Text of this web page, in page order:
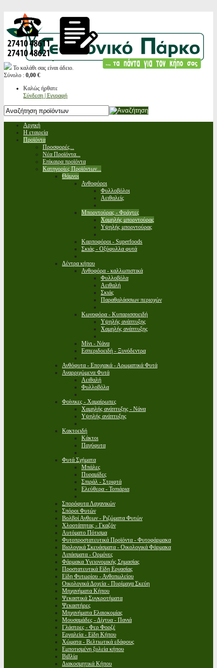
Το καλάθι σας είναι άδειο.
Σύνολο : 0,00 €
Καλώς ήρθατε
Σύνδεση | Εγγραφή
Αρχική
Η εταιρεία
Προϊόντα
Προσφορές...
Νέα Προϊόντα...
Επίκαιρα προϊόντα
Κατηγορίες Προϊόντων...
Θάμνοι
Ανθοφόροι
Φυλλοβόλοι
Αειθαλείς
Μπορντούρας - Φράχτες
Χαμηλής μπορντούρας
Υψηλής μπορντούρας
Καρποφόροι - Superfoods
Σκιάς - Οξύφυλλα φυτά
Δέντρα κήπου
Ανθοφόρα - καλλωπιστικά
Φυλλοβόλα
Αειθαλή
Σκιάς
Παραθαλάσσιων περιοχών
Κωνοφόρα - Κυπαρισσοειδή
Υψηλής ανάπτυξης
Χαμηλής ανάπτυξης
Μίνι - Νάνα
Εσπεριδοειδή - Ξυνόδεντρα
Ανθόφυτα - Εποχιακά - Αρωματικά Φυτά
Αναρριχώμενα Φυτά
Αειθαλή
Φυλλοβόλα
Φοίνικες - Χαμαίρωπες
Χαμηλής ανάπτυξης - Νάνα
Υψηλής ανάπτυξης
Κακτοειδή
Κάκτοι
Παχύφυτα
Φυτά Σχήματα
Μπάλες
Πυραμίδες
Σπιράλ - Στριφτά
Ελεύθερα - Τοπιάρια
Σπορόφυτα Λαχανικών
Σπόροι Φυτών
Βολβοί Ανθεων - Ριζώματα Φυτών
Χλοοτάπητας - Γκαζόν
Αυτόματο Πότισμα
Φυτοπροστατευτικά Προϊόντα - Φυτοφάρμακα
Βιολογικά Σκευάσματα - Οικολογικά Φάρμακα
Λιπάσματα - Ορμόνες
Φάρμακα Υγειονομικής Σημασίας
Προστατευτικά Είδη Εργασίας
Είδη Φυτωρίου - Ανθοπωλείου
Οικολογικά Δοχεία - Πυρίμαχα Σκεύη
Μηχανήματα Κήπου
Ψεκαστικά Συγκροτήματα
Ψεκαστήρες
Μηχανήματα Ελαιοκομίας
Μουσαμάδες - Δίχτυα - Πανιά
Γλάστρες - Φερ Φορζέ
Εργαλεία - Είδη Κήπου
Χώματα - Βελτιωτικά εδάφους
Εμποτισμένη ξυλεία κήπου
Βιβλία
Διακοσμητικά Κήπου